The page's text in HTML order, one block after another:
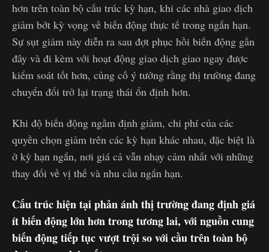
hơn trên toàn bộ cấu trúc kỳ hạn, khi các nhà giao dịch
giảm bớt kỳ vọng về biến động thực tế trong ngắn hạn.
Sự sụt giảm này diễn ra sau đợt phục hồi biến động gần
đây và đi kèm với hoạt động giao dịch giao ngay được
kiểm soát tốt hơn, củng cố ý tưởng rằng thị trường đang
chuyển đổi trở lại trạng thái ổn định hơn.
Khi độ biến động ngầm định giảm, chi phí của các
quyền chọn giảm trên các kỳ hạn khác nhau, đặc biệt là
ở kỳ hạn ngắn, nơi giá cả vẫn nhạy cảm nhất với những
thay đổi về vị thế và nhu cầu ngắn hạn.
Cấu trúc hiện tại phản ánh thị trường đang định giá
ít biến động lớn hơn trong tương lai, với nguồn cung
biến động tiếp tục vượt trội so với cầu trên toàn bộ